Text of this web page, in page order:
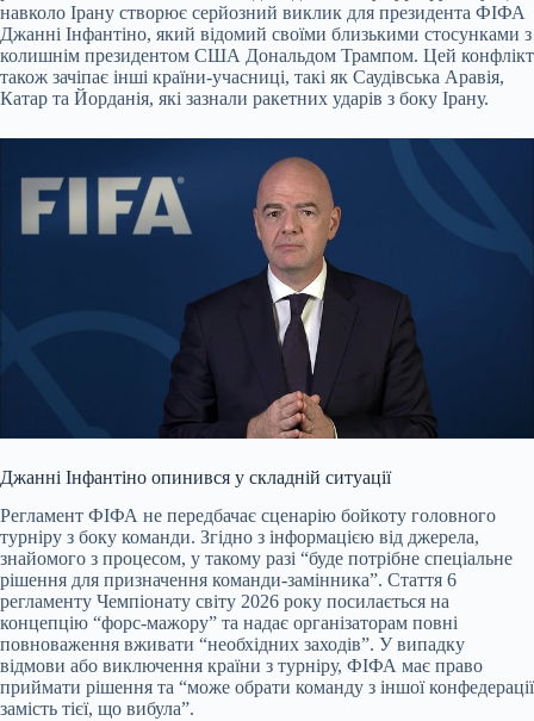
навколо Ірану створює серйозний виклик для президента ФІФА
Джанні Інфантіно, який відомий своїми близькими стосунками з
колишнім президентом США Дональдом Трампом. Цей конфлікт
також зачіпає інші країни-учасниці, такі як Саудівська Аравія,
Катар та Йорданія, які зазнали ракетних ударів з боку Ірану.
Джанні Інфантіно опинився у складній ситуації
Регламент ФІФА не передбачає сценарію бойкоту головного
турніру з боку команди. Згідно з інформацією від джерела,
знайомого з процесом, у такому разі “буде потрібне спеціальне
рішення для призначення команди-замінника”. Стаття 6
регламенту Чемпіонату світу 2026 року посилається на
концепцію “форс-мажору” та надає організаторам повні
повноваження вживати “необхідних заходів”. У випадку
відмови або виключення країни з турніру, ФІФА має право
приймати рішення та “може обрати команду з іншої конфедерації
замість тієї, що вибула”.